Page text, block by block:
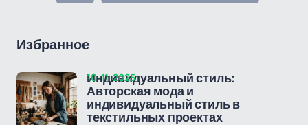
Избранное
Индивидуальный стиль:
Авторская мода и
индивидуальный стиль в
текстильных проектах
10-11-2025